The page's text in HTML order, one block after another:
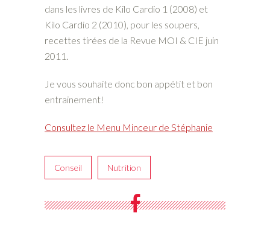
dans les livres de Kilo Cardio 1 (2008) et
Kilo Cardio 2 (2010), pour les soupers,
recettes tirées de la Revue MOI & CIE juin
2011.
Je vous souhaite donc bon appétit et bon
entrainement!
Consultez le Menu Minceur de Stéphanie
Conseil Nutrition